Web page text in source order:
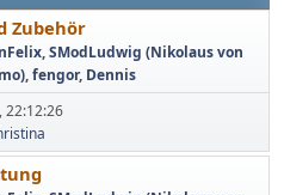
Zubehör
,SModLudwig (Nikolaus von
,fengor, Dennis
22:12:26